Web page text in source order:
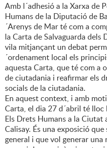
Amb l´adhesió a la Xarxa de
Humans de la Diputació de
´Arenys de Mar té com a
la Carta de Salvaguarda dels
vila mitjançant un debat
´ordenament local els
aquesta Carta, que té com a
de ciutadania i reafirmar els
socials de la ciutadania.
En aquest context, i amb
Carta, el dia 27 d´abril té
Els Drets Humans a la Ciutat
Calisay. És una exposició
general i que vol generar